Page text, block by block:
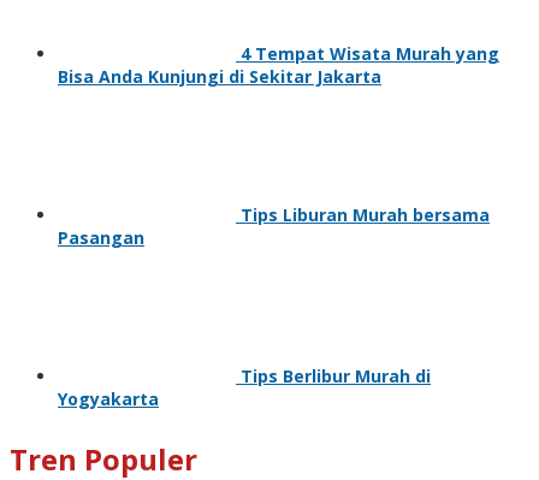
4 Tempat Wisata Murah yang
Bisa Anda Kunjungi di Sekitar Jakarta
Tips Liburan Murah bersama
Pasangan
Tips Berlibur Murah di
Yogyakarta
Tren Populer